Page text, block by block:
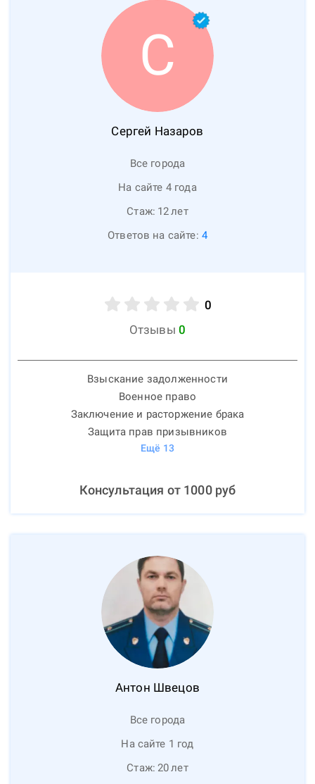
С
Сергей Назаров
Все города
На сайте 4 года
Стаж: 12лет
Ответов на сайте: 4
0
Отзывы 0
Взыскание задолженности
Военное право
Заключение и расторжение брака
Защита прав призывников
Ещё 13
Консультация от 1000руб
Антон Швецов
Все города
На сайте 1 год
Стаж: 20лет